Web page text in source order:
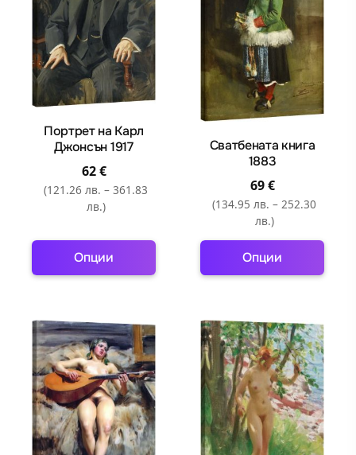
options
may
be
chosen
on
product
page
options
may
be
chosen
on
the
page
Портрет на Карл
Джонсън 1917
62€
(121.26 лв. – 361.83
лв.)
Опции
has
multiple
variants.
The
options
may
be
Сватбената книга
1883
69€
(134.95 лв. – 252.30
лв.)
Опции
has
multiple
variants.
The
options
may
be